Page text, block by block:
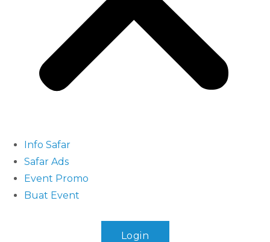
Info Safar
Safar Ads
Event Promo
Buat Event
Login